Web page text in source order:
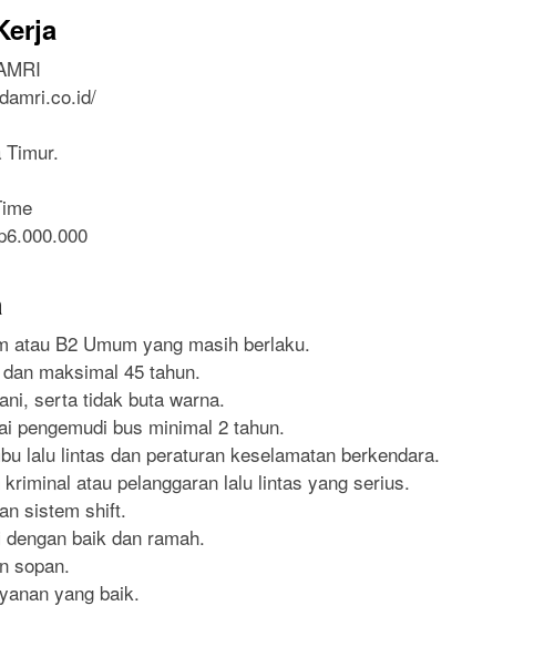
6.000.000
atau B2 Umum yang masih berlaku.
maksimal 45 tahun.
serta tidak buta warna.
pengemudi bus minimal 2 tahun.
lalu lintas dan peraturan keselamatan berkendara.
atau pelanggaran lalu lintas yang serius.
sistem shift.
baik dan ramah.
sopan.
yang baik.